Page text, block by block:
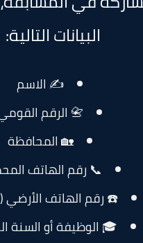
التالية:
الرقم القومي
🏡 المحافظة
الهاتف المحمول
الأرضي (إن وجد)
أو السنة الدراسية